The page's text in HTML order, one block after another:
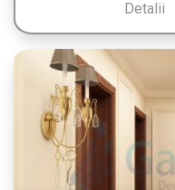
Detalii